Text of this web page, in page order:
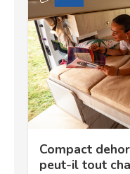
Compact
peut-il tout